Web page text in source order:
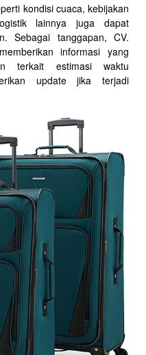
kondisi cuaca, kebijakan
lainnya juga dapat
Sebagai tanggapan, CV.
informasi yang
terkait estimasi waktu
update jika terjadi